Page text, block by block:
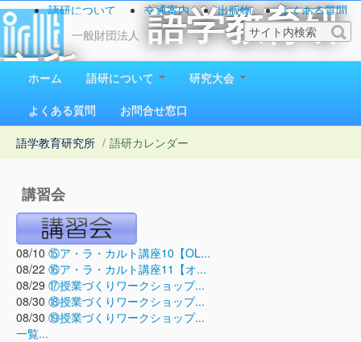
一般財団法人
語学教育研
究所
1923（大正12）年創立
語研について 交通案内 出版物
よくある質問
お問い合わせ
ホーム 語研について
研究大会
よくある質問
お問合せ窓口
語学教育研究所 / 語研カレンダー
講習会
08/10 ⑮ア・ラ・カルト講座10【OL...
08/22 ⑯ア・ラ・カルト講座11【オ...
08/29 ⑰授業づくりワークショップ...
08/30 ⑱授業づくりワークショップ...
08/30 ⑲授業づくりワークショップ...
一覧...